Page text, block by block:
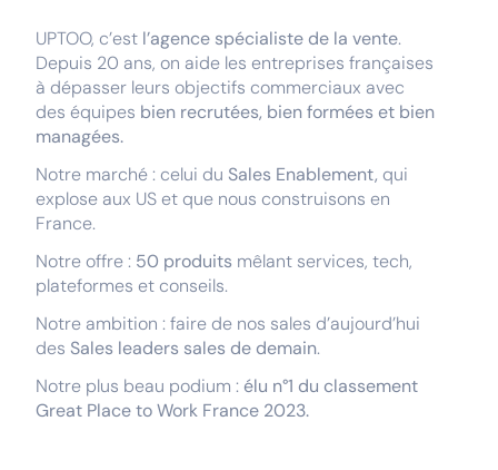
UPTOO, c’est l’agence spécialiste de la vente.
Depuis 20 ans, on aide les entreprises françaises
à dépasser leurs objectifs commerciaux avec
des équipes bien recrutées, bien formées et bien
managées.
Notre marché : celui du Sales Enablement, qui
explose aux US et que nous construisons en
France.
Notre offre : 50 produits mêlant services, tech,
plateformes et conseils.
Notre ambition : faire de nos sales d’aujourd’hui
des Sales leaders sales de demain.
Notre plus beau podium : élu n°1 du classement
Great Place to Work France 2023.